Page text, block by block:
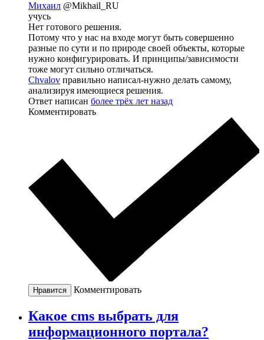
Михаил @Mikhail_RU
учусь
Нет готового решения.
Потому что у нас на входе могут быть совершенно
разные по сути и по природе своей объекты, которые
нужно конфигурировать. И принципы/зависимости
тоже могут сильно отличаться.
Chvalov правильно написал-нужно делать самому,
анализируя имеющиеся решения.
Ответ написан более трёх лет назад
Комментировать
Нравится Комментировать
Какое cms выбрать для
информационного портала?